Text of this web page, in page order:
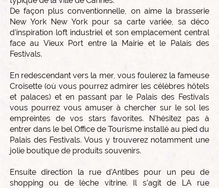
De façon plus conventionnelle, on aime la brasserie
New York New York pour sa carte variée, sa déco
d’inspiration loft industriel et son emplacement central
face au Vieux Port entre la Mairie et le Palais des
Festivals.
En redescendant vers la mer, vous foulerez la fameuse
Croisette (où vous pourrez admirer les célèbres hôtels
et palaces) et en passant par le Palais des Festivals
vous pourrez vous amuser à chercher sur le sol les
empreintes de vos stars favorites. N’hésitez pas à
entrer dans le bel Office de Tourisme installé au pied du
Palais des Festivals. Vous y trouverez notamment une
jolie boutique de produits souvenirs.
Ensuite direction la rue d'Antibes pour un peu de
shopping ou de lèche vitrine. Il s’agit de LA rue